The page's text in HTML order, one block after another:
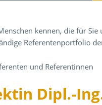
kennen, die für
Referentenportfolio
und Referentinnen
Dipl.-